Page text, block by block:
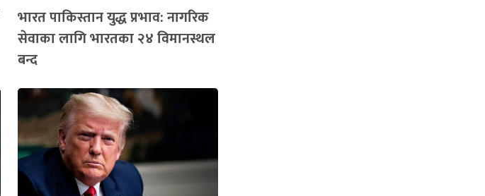
भारत पाकिस्तान युद्ध प्रभाव: नागरिक
सेवाका लागि भारतका २४ विमानस्थल
बन्द